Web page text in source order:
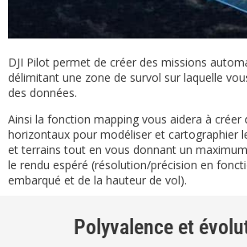
DJI Pilot permet de créer des missions
délimitant une zone de survol sur laquelle
des données.
Ainsi la fonction mapping vous aidera à créer
horizontaux pour modéliser et cartographier
et terrains tout en vous donnant un
le rendu espéré (résolution/précision en
embarqué et de la hauteur de vol).
Polyvalence et